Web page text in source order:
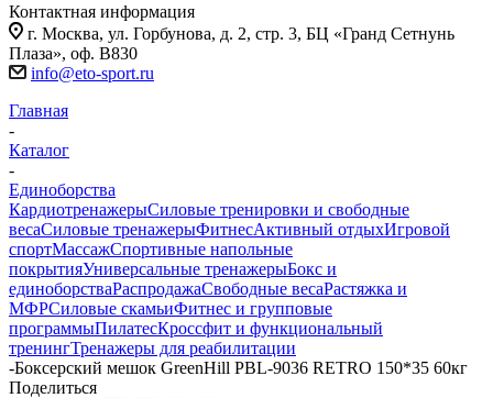
Контактная информация
г. Москва, ул. Горбунова, д. 2, стр. 3, БЦ «Гранд Сетнунь
Плаза», оф. В830
info@eto-sport.ru
Главная
-
Каталог
-
Единоборства
КардиотренажерыСиловые тренировки и свободные
весаСиловые тренажерыФитнесАктивный отдыхИгровой
спортМассажСпортивные напольные
покрытияУниверсальные тренажерыБокс и
единоборстваРаспродажаСвободные весаРастяжка и
МФРСиловые скамьиФитнес и групповые
программыПилатесКроссфит и функциональный
тренингТренажеры для реабилитации
-Боксерский мешок GreenHill PBL-9036 RETRO 150*35 60кг
Поделиться